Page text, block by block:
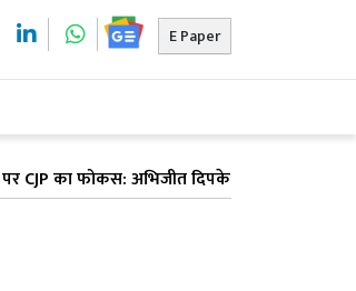
E Paper
फोकस: अभिजीत दिपके ने पूरे देश में लॉन्च किया 'क्या